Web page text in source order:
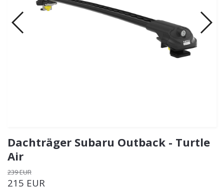
Dachträger Subaru Outback - Turtle
Air
239 EUR
215 EUR